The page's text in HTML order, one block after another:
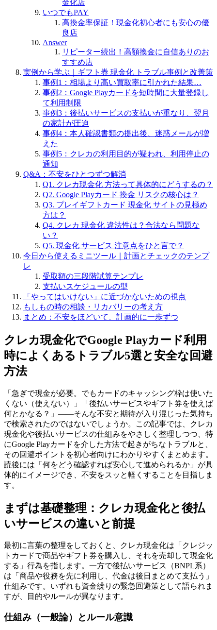
金化店
いつでもPAY
高換金率保証！現金化初心者にも安心の優
良店
Answer
リピーター続出！高額換金に自信ありのお
すすめ店
実例から学ぶ｜ギフト券 現金化 トラブル事例と改善策
事例1：相場より高い買取率に引かれた結果…
事例2：Google Playカードを短時間に大量登録し
て利用制限
事例3：後払いサービスの支払いが重なり、翌月
の家計が圧迫
事例4：本人確認書類の提出後、迷惑メールが増
えた
事例5：クレカの利用目的が疑われ、利用停止の
通知
Q&A：不安をひとつずつ解消
Q1. クレカ現金化 方法って具体的にどうするの？
Q2. Google Playカード 換金 リスクの核心は？
Q3. プレイギフトカード 現金化 サイトの見極め
方は？
Q4. クレカ 現金化 違法性は？合法なら問題な
い？
Q5. 現金化 サービス 注意点をひと言で？
今日から使えるミニツール｜計画とチェックのテンプ
レ
受取額の三段階試算テンプレ
支払いスケジュールの型
「やってはいけない」に近づかないための視点
もしもの時の相談・リカバリーの考え方
まとめ：不安をほどいて、計画的に一歩ずつ
クレカ現金化でGoogle Playカード利用
時によくあるトラブル5選と安全な回避
方法
「急ぎで現金が必要。でもカードのキャッシング枠は使いた
くない（使えない）」「後払いサービスやギフト券を使えば
何とかなる？」——そんな不安と期待が入り混じった気持ち
で検索されたのではないでしょうか。この記事では、クレカ
現金化や後払いサービスの仕組みをやさしく整理しつつ、特
にGoogle Playカードを介した方法で起きがちなトラブルと、
その回避ポイントを初心者向けにわかりやすくまとめます。
読後には「何をどう確認すれば安心して進められるか」が具
体的にイメージでき、不安をスッと軽くすることを目指しま
す。
まずは基礎整理：クレカ現金化と後払
いサービスの違いと前提
最初に言葉の整理をしておくと、クレカ現金化は「クレジッ
トカードで商品やギフト券を購入し、それを売却して現金化
する」行為を指します。一方で後払いサービス（BNPL系）
は「商品や役務を先に利用し、代金は後日まとめて支払う」
仕組みです。いずれも資金繰りの緊急回避策として語られま
すが、目的やルールが異なります。
仕組み（一般論）とルール意識